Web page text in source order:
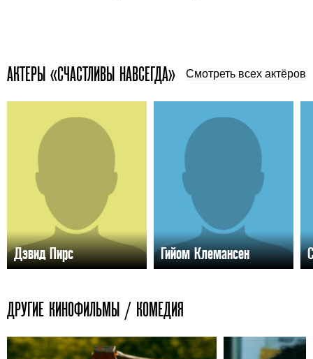
АКТЕРЫ «СЧАСТЛИВЫ НАВСЕГДА» Смотреть всех актёров
Дэвид Пирс Гийом Клемансен
ДРУГИЕ КИНОФИЛЬМЫ / КОМЕДИЯ